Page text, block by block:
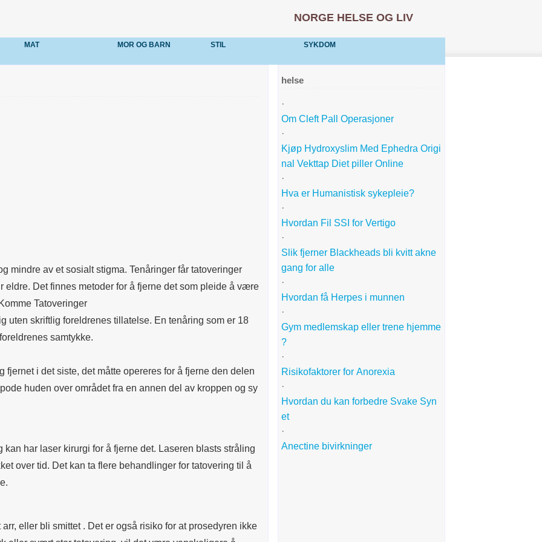
NORGE HELSE OG LIV
MAT MOR OG BARN STIL SYKDOM
mindre av et sosialt stigma. Tenåringer får tatoveringer
eldre. Det finnes metoder for å fjerne det som pleide å være
Tatoveringer
uten skriftlig foreldrenes tillatelse. En tenåring som er 18
samtykke.
i det siste, det måtte opereres for å fjerne den delen
huden over området fra en annen del av kroppen og sy
har laser kirurgi for å fjerne det. Laseren blasts stråling
over tid. Det kan ta flere behandlinger for tatovering til å
eller bli smittet . Det er også risiko for at prosedyren ikke
helse
·
Om Cleft Pall Operasjoner
·
Kjøp Hydroxyslim Med Ephedra Origi
nal Vekttap Diet piller Online
·
Hva er Humanistisk sykepleie?
·
Hvordan Fil SSI for Vertigo
·
Slik fjerner Blackheads bli kvitt akne
gang for alle
·
Hvordan få Herpes i munnen
·
Gym medlemskap eller trene hjemme
?
·
Risikofaktorer for Anorexia
·
Hvordan du kan forbedre Svake Syn
et
·
Anectine bivirkninger